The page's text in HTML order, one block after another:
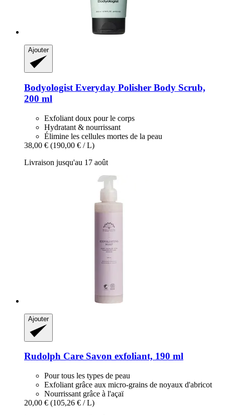
Ajouter
Bodyologist Everyday Polisher Body Scrub,
200 ml
Exfoliant doux pour le corps
Hydratant & nourrissant
Élimine les cellules mortes de la peau
38,00 € (190,00 € / L)
Livraison jusqu'au 17 août
Ajouter
Rudolph Care Savon exfoliant, 190 ml
Pour tous les types de peau
Exfoliant grâce aux micro-grains de noyaux d'abricot
Nourrissant grâce à l'açaï
20,00 € (105,26 € / L)